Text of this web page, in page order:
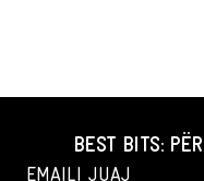
BEST BITS: